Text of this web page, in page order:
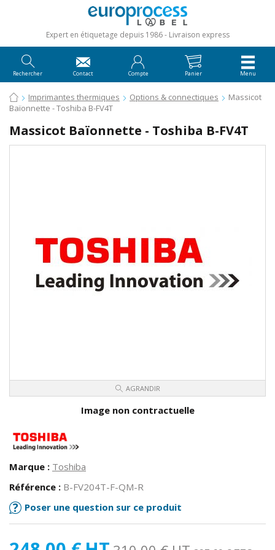
Expert en étiquetage depuis 1986 Livraison express
Rechercher Contact Compte Panier Menu
Imprimantes thermiques Options & connectiques
Massicot
Baïonnette - Toshiba B-FV4T
Massicot Baïonnette - Toshiba B-FV4T
AGRANDIR
Image non contractuelle
Marque : Toshiba
Référence : B-FV204T-F-QM-R
Poser une question sur ce produit